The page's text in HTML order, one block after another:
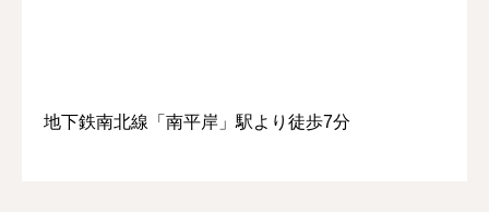
地下鉄南北線「南平岸」駅より徒歩7分